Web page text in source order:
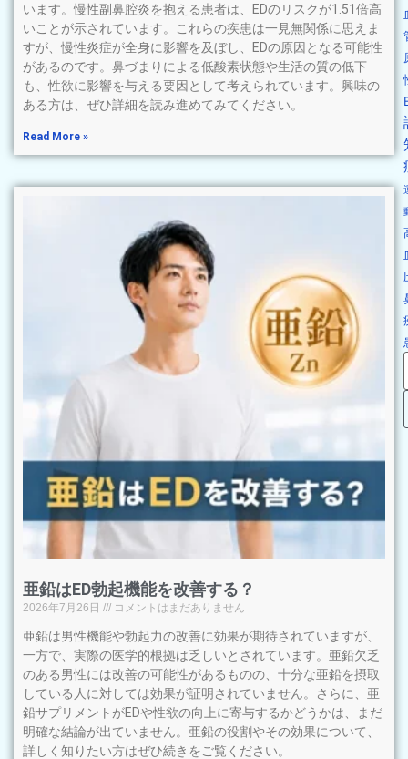
います。慢性副鼻腔炎を抱える患者は、EDのリスクが1.51倍高
いことが示されています。これらの疾患は一見無関係に思えま
すが、慢性炎症が全身に影響を及ぼし、EDの原因となる可能性
があるのです。鼻づまりによる低酸素状態や生活の質の低下
も、性欲に影響を与える要因として考えられています。興味の
ある方は、ぜひ詳細を読み進めてみてください。
Read More »
亜鉛はED勃起機能を改善する？
2026年7月26日 コメントはまだありません
亜鉛は男性機能や勃起力の改善に効果が期待されていますが、
一方で、実際の医学的根拠は乏しいとされています。亜鉛欠乏
のある男性には改善の可能性があるものの、十分な亜鉛を摂取
している人に対しては効果が証明されていません。さらに、亜
鉛サプリメントがEDや性欲の向上に寄与するかどうかは、まだ
明確な結論が出ていません。亜鉛の役割やその効果について、
詳しく知りたい方はぜひ続きをご覧ください。